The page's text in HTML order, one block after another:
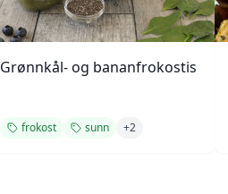
Grønnkål- og bananfrokostis
frokost sunn +2